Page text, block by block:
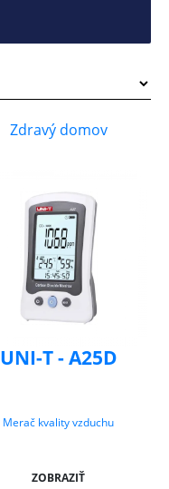
Zdravý domov
UNI-T - A25D
Merač kvality vzduchu
ZOBRAZIŤ